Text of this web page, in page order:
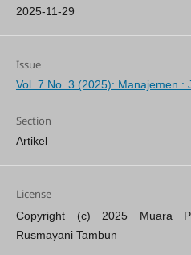
2025-11-29
Issue
Vol. 7 No. 3 (2025): Manajemen :
Section
Artikel
License
Copyright (c) 2025 Muara
Rusmayani Tambun